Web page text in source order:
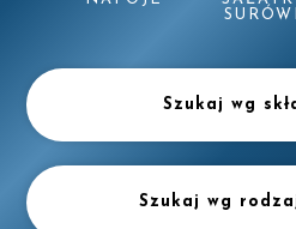
Szukaj wg
Szukaj wg